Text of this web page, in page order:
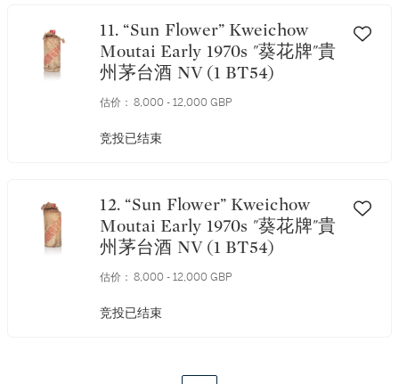
11. “Sun Flower” Kweichow
Moutai Early 1970s "葵花牌"貴
州茅台酒 NV (1 BT54)
估价： 8,000 - 12,000 GBP
竞投已结束
12. “Sun Flower” Kweichow
Moutai Early 1970s "葵花牌"貴
州茅台酒 NV (1 BT54)
估价： 8,000 - 12,000 GBP
竞投已结束